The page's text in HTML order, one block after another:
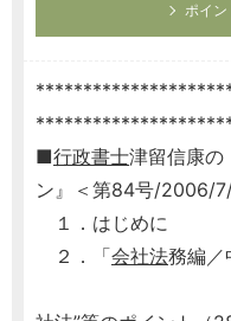
ポイン
■行政書士津留信康の
ン』＜第84号/2006/
１．はじめに
２．「会社法務編／
起業予定